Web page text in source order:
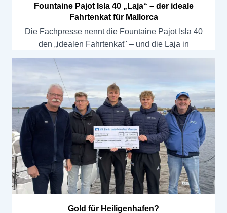
Fountaine Pajot Isla 40 „Laja“ – der ideale
Fahrtenkat für Mallorca
Die Fachpresse nennt die Fountaine Pajot Isla 40
den „idealen Fahrtenkat" – und die Laja in
Gold für Heiligenhafen?